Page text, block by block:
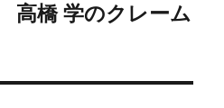
高橋 学のクレーム